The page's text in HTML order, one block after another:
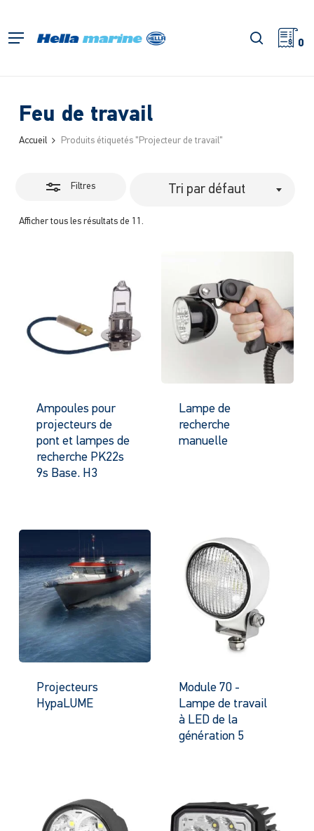
l'accueil
Menu 0
Feu de travail
Accueil Produits étiquetés "Projecteur de travail"
Filtres
Afficher tous les résultats de 11.
Tri par défaut
Fermer
les
Ampoules pour
projecteurs de
pont et lampes de
recherche PK22s
9s Base. H3
Lampe de
recherche
manuelle
Projecteurs
HypaLUME
Module 70 -
Lampe de travail
à LED de la
génération 5